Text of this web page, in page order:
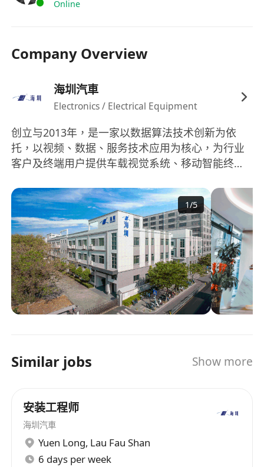
Online
Company Overview
海圳汽車
Electronics / Electrical Equipment
创立与2013年，是一家以数据算法技术创新为依
托，以视频、数据、服务技术应用为核心，为行业
客户及终端用户提供车载视觉系统、移动智能终
圳将延续自主创新之路，致力于智慧出行、智慧交
通、智慧城市领域，通过视频算法、人工智能、AI
大数据服务的深度开发持续创新，为行业赋能提供
高效稳定的一站式解决方案；为消费者提供便捷、
安全、智能的高科技产品。
1/5
Similar jobs Show more
安装工程师
海圳汽車
Yuen Long, Lau Fau Shan
6 days per week